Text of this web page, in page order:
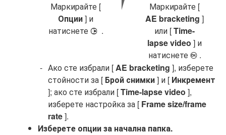
Маркирайте [
Опции] и
натиснете 2 .
Маркирайте [
AE bracketing]
или [Time-
lapse video] и
натиснете J .
Ако сте избрали [AE bracketing ], изберете
стойности за [ Брой снимки] и [ Инкремент
]; ако сте избрали [Time-lapse video ],
изберете настройка за [ Frame size/frame
rate].
Изберете опции за начална папка.